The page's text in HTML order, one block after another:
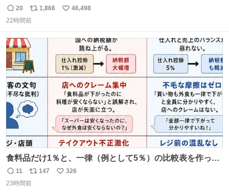
た手形がコチラ
返
信
20
リ
ポ
ト
1,866
い
46,498
22時間前
食料品だけ1％と、一律（例として5％）の比較表を作って
みました。 参考になるかと思います。
返
信
11
リ
ポ
147
い
326
23時間前